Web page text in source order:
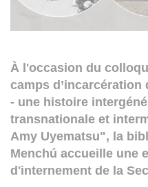
À l'occasion du
camps
- une histoire
transnationale et
Amy Uyematsu", la
Menchú accueille une
d'internement de la